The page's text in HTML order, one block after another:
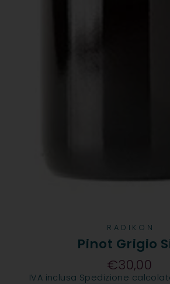
RADIKON
Pinot Grigio
Prezzo
€30,00
IVA inclusa Spedizione